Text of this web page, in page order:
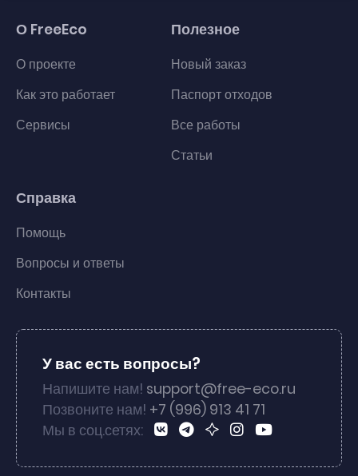
О FreeEco
О проекте
Как это работает
Сервисы
Полезное
Новый заказ
Паспорт отходов
Все работы
Статьи
Справка
Помощь
Вопросы и ответы
Контакты
У вас есть вопросы?
Напишите нам! support@free-eco.ru
Позвоните нам! +7 (996) 913 41 71
Мы в соц.сетях: